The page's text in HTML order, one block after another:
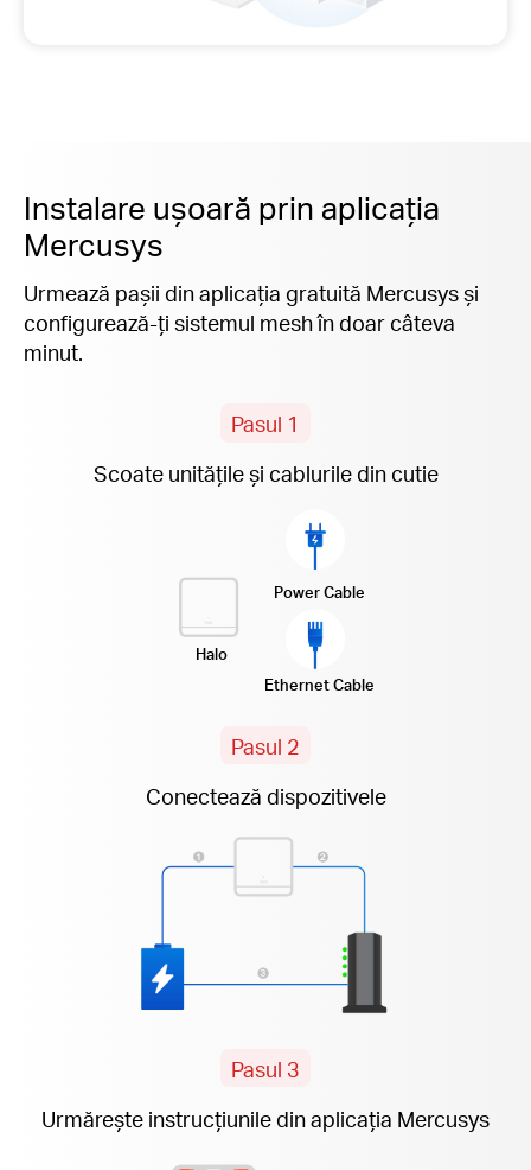
Instalare ușoară prin aplicația
Mercusys
Urmează pașii din aplicația gratuită Mercusys și
configurează-ți sistemul mesh în doar câteva
minut.
Pasul 1
Scoate unitățile și cablurile din cutie
Halo
Power Cable
Ethernet Cable
Pasul 2
Conectează dispozitivele
Pasul 3
Urmărește instrucțiunile din aplicația Mercusys